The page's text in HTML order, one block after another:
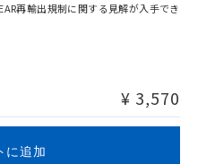
能性があります。
再輸出規制に関する見解が入手でき
¥ 3,570
に追加